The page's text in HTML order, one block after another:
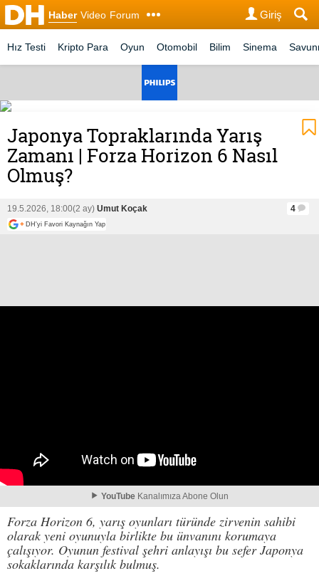
Haber Video Forum Giriş
Hız Testi Kripto Para Oyun Otomobil Bilim Sinema
Japonya Topraklarında Yarış
Zamanı | Forza Horizon 6 Nasıl
Olmuş?
19.5.2026, 18:00(2 ay) Umut Koçak 4
+ DH'yi Favori Kaynağın Yap
YouTube Kanalımıza Abone Olun
Forza Horizon 6, yarış oyunları türünde zirvenin sahibi
olarak yeni oyunuyla birlikte bu ünvanını korumaya
çalışıyor. Oyunun festival şehri anlayışı bu sefer Japonya
sokaklarında karşılık bulmuş.